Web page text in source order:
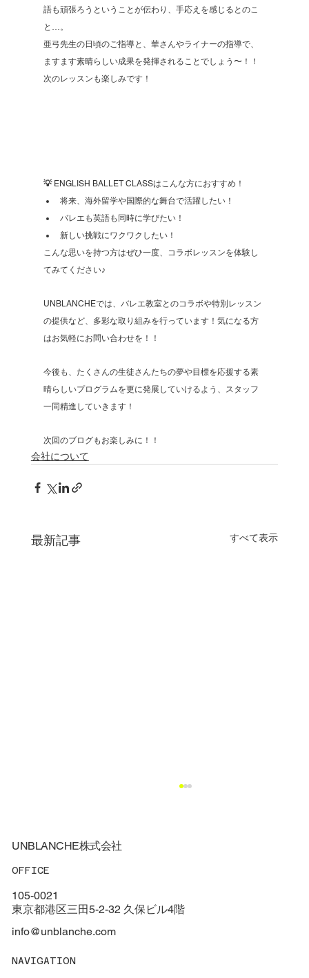
語も頑張ろうということが伝わり、手応えを感じるとのこ
と…。
亜弓先生の日頃のご指導と、華さんやライナーの指導で、
ますます素晴らしい成果を発揮されることでしょう〜！！
次のレッスンも楽しみです！
💡 ENGLISH BALLET CLASSはこんな方におすすめ！
将来、海外留学や国際的な舞台で活躍したい！
バレエも英語も同時に学びたい！
新しい挑戦にワクワクしたい！
こんな思いを持つ方はぜひ一度、コラボレッスンを体験し
てみてください♪
UNBLANCHEでは、バレエ教室とのコラボや特別レッスン
の提供など、多彩な取り組みを行っています！気になる方
はお気軽にお問い合わせを！！
今後も、たくさんの生徒さんたちの夢や目標を応援する素
晴らしいプログラムを更に発展していけるよう、スタッフ
一同精進していきます！
次回のブログもお楽しみに！！
会社について
最新記事 すべて表示
年代表・華インタビュー特集
UNBLANCHE株式会社
OFFICE
105-0021
東京都港区三田5-2-32 久保ビル4階
info@unblanche.com
NAVIGATION